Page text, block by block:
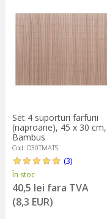
Set 4 suporturi farfurii
(naproane), 45 x 30 cm,
Bambus
Cod: D30TMATS
(3)
În stoc
40,5 lei fara TVA
(8,3 EUR)